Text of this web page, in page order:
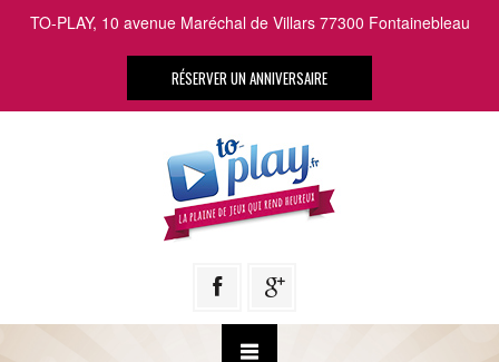
TO-PLAY, 10 avenue Maréchal de Villars 77300 Fontainebleau
RÉSERVER UN ANNIVERSAIRE